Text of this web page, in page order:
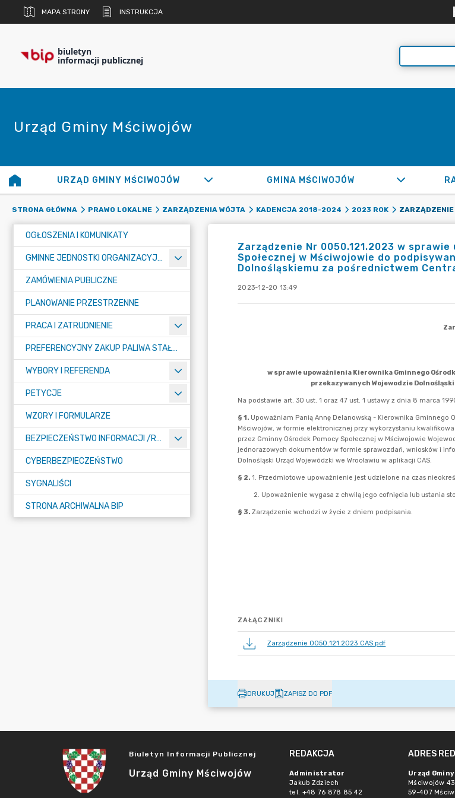
MAPA STRONY INSTRUKCJA
biuletyn
informacji publicznej
Urząd Gminy Mściwojów
URZĄD GMINY MŚCIWOJÓW GMINA MŚCIWOJÓW
STRONA GŁÓWNA PRAWO LOKALNE ZARZĄDZENIA WÓJTA KADENCJA 2018-2024 2023 ROK
OGŁOSZENIA I KOMUNIKATY
GMINNE JEDNOSTKI ORGANIZACYJNE
ZAMÓWIENIA PUBLICZNE
PLANOWANIE PRZESTRZENNE
PRACA I ZATRUDNIENIE
PREFERENCYJNY ZAKUP PALIWA STAŁEGO
WYBORY I REFERENDA
PETYCJE
WZORY I FORMULARZE
BEZPIECZEŃSTWO INFORMACJI /RODO/
CYBERBEZPIECZEŃSTWO
SYGNALIŚCI
STRONA ARCHIWALNA BIP
Zarządzenie Nr 0050.121.2023 w
Społecznej w Mściwojowie do
Dolnośląskiemu za pośrednictwem
2023-12-20 13:49
ZAŁĄCZNIKI
Zarządzenie 0050.121.2023 CAS.pdf
DRUKUJ ZAPISZ DO PDF
Biuletyn Informacji Publicznej
Urząd Gminy Mściwojów
REDAKCJA
Administrator
Jakub Zdziech
tel. +48 76 878 85 42
ADRES
Urząd
Mściwojów 43
59-407